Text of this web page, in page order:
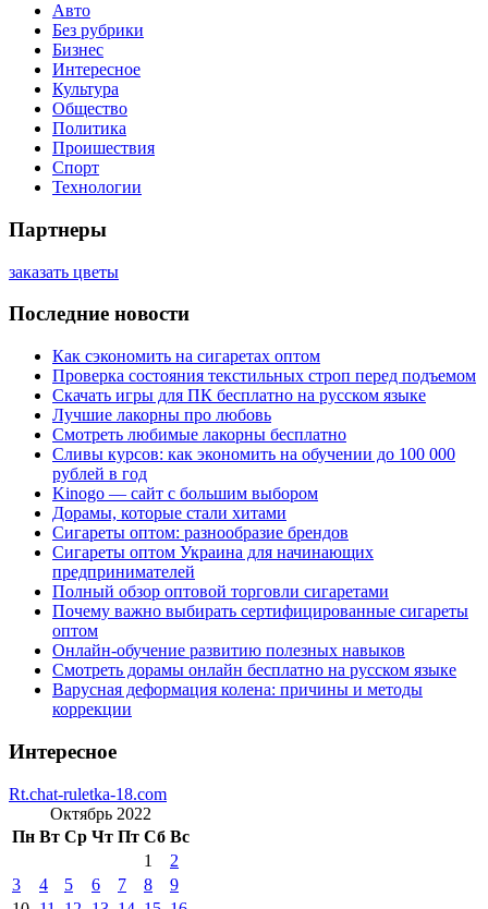
Авто
Без рубрики
Бизнес
Интересное
Культура
Общество
Политика
Проишествия
Спорт
Технологии
Партнеры
заказать цветы
Последние новости
Как сэкономить на сигаретах оптом
Проверка состояния текстильных строп перед подъемом
Скачать игры для ПК бесплатно на русском языке
Лучшие лакорны про любовь
Смотреть любимые лакорны бесплатно
Сливы курсов: как экономить на обучении до 100 000
рублей в год
Kinogo — сайт с большим выбором
Дорамы, которые стали хитами
Сигареты оптом: разнообразие брендов
Сигареты оптом Украина для начинающих
предпринимателей
Полный обзор оптовой торговли сигаретами
Почему важно выбирать сертифицированные сигареты
оптом
Онлайн-обучение развитию полезных навыков
Смотреть дорамы онлайн бесплатно на русском языке
Варусная деформация колена: причины и методы
коррекции
Интересное
Rt.chat-ruletka-18.com
Октябрь 2022
Пн Вт Ср Чт Пт Сб Вс
1
2
3
4 5 6 7 8
9